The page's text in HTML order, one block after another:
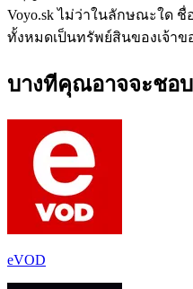
Voyo.sk ไม่ว่าในลักษณะใด
ทั้งหมดเป็นทรัพย์สินของเจ้าข
บางทีคุณอาจจะชอบ
eVOD